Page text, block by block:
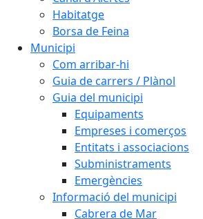
Habitatge
Borsa de Feina
Municipi
Com arribar-hi
Guia de carrers / Plànol
Guia del municipi
Equipaments
Empreses i comerços
Entitats i associacions
Subministraments
Emergències
Informació del municipi
Cabrera de Mar